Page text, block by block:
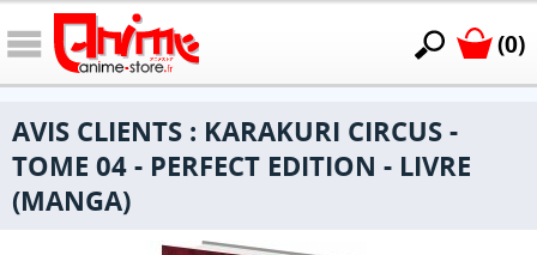
(0)
AVIS CLIENTS : KARAKURI CIRCUS -
TOME 04 - PERFECT EDITION - LIVRE
(MANGA)